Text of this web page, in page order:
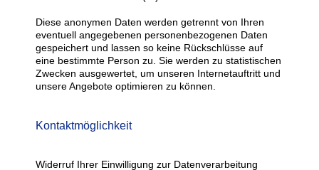
Diese anonymen Daten werden getrennt von Ihren
eventuell angegebenen personenbezogenen Daten
gespeichert und lassen so keine Rückschlüsse auf
eine bestimmte Person zu. Sie werden zu statistischen
Zwecken ausgewertet, um unseren Internetauftritt und
unsere Angebote optimieren zu können.
Kontaktmöglichkeit
Widerruf Ihrer Einwilligung zur Datenverarbeitung